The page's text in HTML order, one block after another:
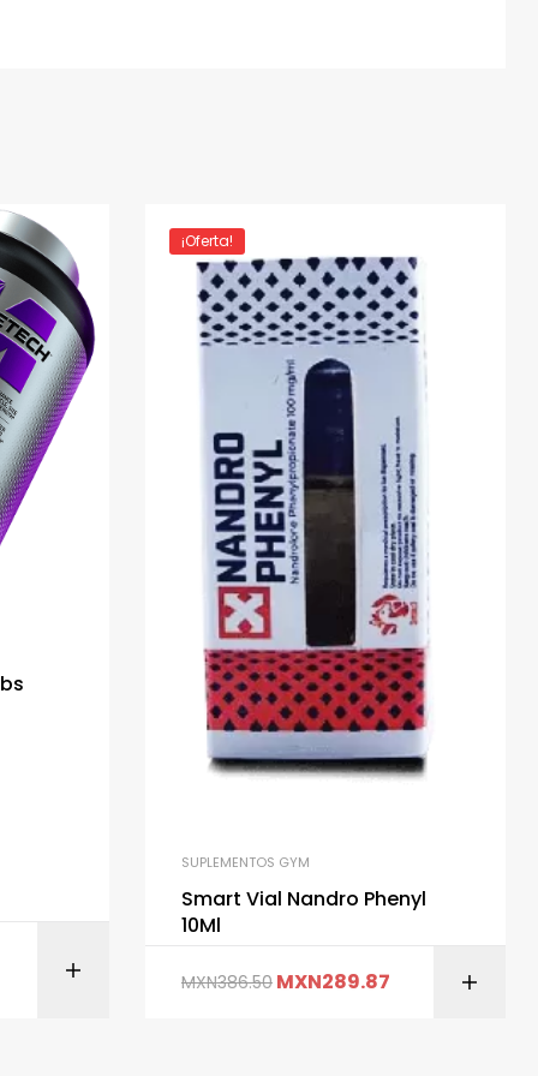
¡Oferta!
SUPLEMENTOS GYM
Smart Vial Nandro Phenyl
10Ml
MXN386.50 MXN289.87